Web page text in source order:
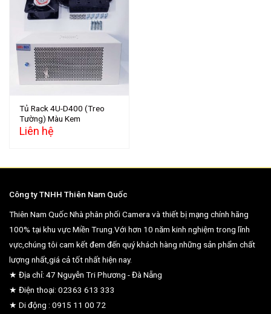
Add to
wishlist
Tủ Rack 4U-D400 (Treo
Tường) Màu Kem
Liên hệ
Công ty TNHH Thiên Nam Quốc
Thiên Nam Quốc Nhà phân phối Camera và thiết bị mạng chính hãng
100% tại khu vực Miền Trung.Với hơn 10 năm kinh nghiệm trong lĩnh
vực,chúng tôi cam kết đem đến quý khách hàng những sản phẩm chất
lượng nhất,giá cả tốt nhất hiện nay.
★ Địa chỉ: 47 Nguyễn Tri Phương - Đà Nẵng
★ Điện thoại: 02363 613 333
★ Di động : 0915 11 00 72